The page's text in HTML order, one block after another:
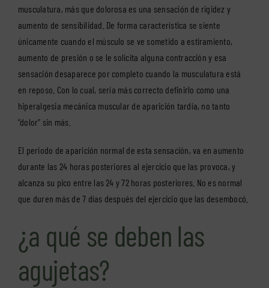
musculatura, más que dolorosa es una sensación de rigidez y
aumento de sensibilidad. De forma característica se siente
únicamente cuando el músculo se ve sometido a estiramiento,
aumento de presión o se le solicita alguna contracción y esa
sensación desaparece por completo cuando la musculatura está
en reposo. Con lo cual, sería más correcto definirlo como una
hiperalgesia mecánica muscular de aparición tardía, no tanto
“dolor” sin más.
El periodo de aparición normal de esta sensación, va en aumento
durante las 24 horas posteriores al ejercicio que las provoca, y
alcanza su pico entre las 24 y 72 horas posteriores. No es normal
que duren más de 7 días después del ejercicio que las desembocó.
¿a qué se deben las
agujetas?